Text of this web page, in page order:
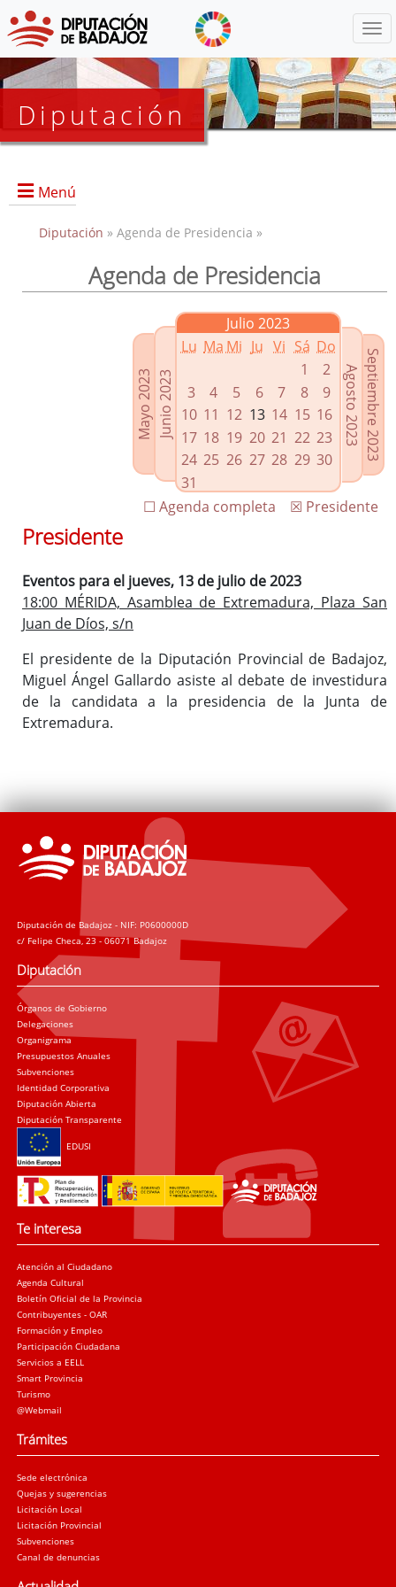
Diputación
Menú
Presidencia
Enlaces relacionados
Agenda de Presidencia
Plenos provinciales y Juntas de gobierno
Oficina de Proyectos Europeos
Diputación » Agenda de Presidencia »
Agenda de Presidencia
Mayo 2023Junio 2023
Julio 2023
Lu Ma Mi Ju Vi Sá Do
1
2
3
4 5 6 7 8
9
10 11 12 13 14 15 16
17 18 19 20 21 22 23
24 25 26 27 28 29 30
31
Septiembre 2023
Agosto 2023
☒ Presidente
☐ Agenda completa
Presidente
Eventos para el jueves, 13 de julio de 2023
18:00 MÉRIDA, Asamblea de Extremadura, Plaza San
Juan de Díos, s/n
El presidente de la Diputación Provincial de Badajoz,
Miguel Ángel Gallardo asiste al debate de investidura
de la candidata a la presidencia de la Junta de
Extremadura.
Diputación de Badajoz - NIF: P0600000D
c/ Felipe Checa, 23 - 06071 Badajoz
Diputación
Órganos de Gobierno
Delegaciones
Organigrama
Presupuestos Anuales
Subvenciones
Identidad Corporativa
Diputación Abierta
Diputación Transparente
EDUSI
Te interesa
Atención al Ciudadano
Agenda Cultural
Boletín Oficial de la Provincia
Contribuyentes - OAR
Formación y Empleo
Participación Ciudadana
Servicios a EELL
Smart Provincia
Turismo
@Webmail
Trámites
Sede electrónica
Quejas y sugerencias
Licitación Local
Licitación Provincial
Subvenciones
Canal de denuncias